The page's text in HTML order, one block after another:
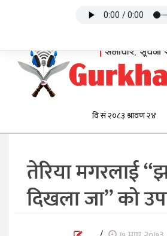
तेरिया मगरलाई
दिखला जा” को